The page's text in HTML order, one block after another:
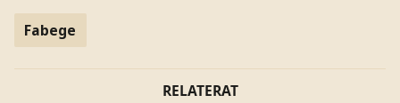
Fabege
RELATERAT